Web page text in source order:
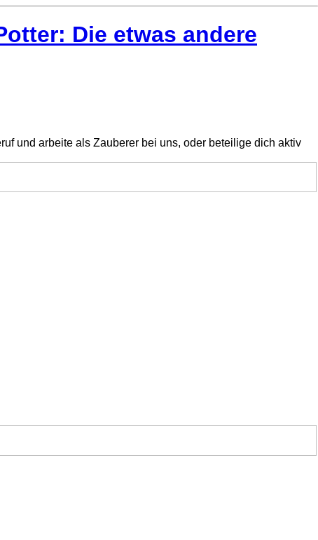
Die etwas andere
und arbeite als Zauberer bei uns, oder beteilige dich aktiv